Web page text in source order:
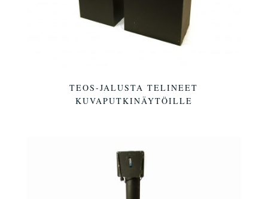
TEOS-JALUSTA TELINEET
KUVAPUTKINÄYTÖILLE